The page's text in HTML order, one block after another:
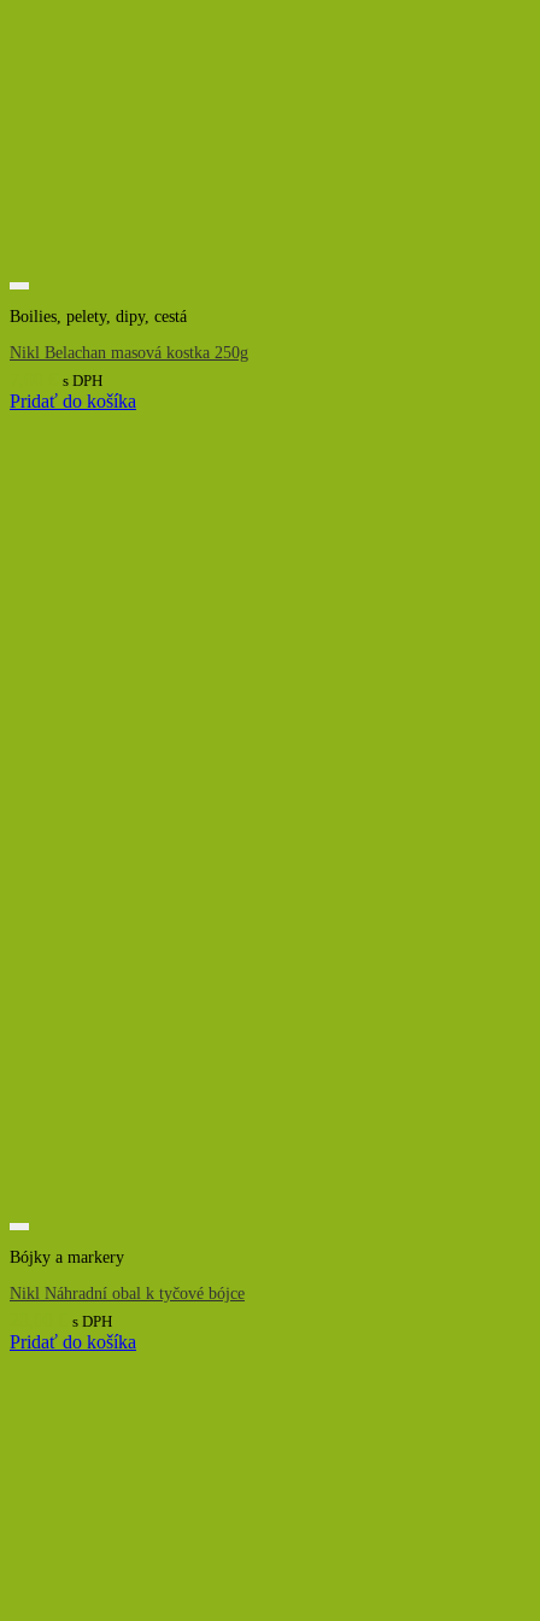
Boilies, pelety, dipy, cestá
Nikl Belachan masová kostka 250g
s DPH
Pridať do košíka
Bójky a markery
Nikl Náhradní obal k tyčové bójce
s DPH
Pridať do košíka